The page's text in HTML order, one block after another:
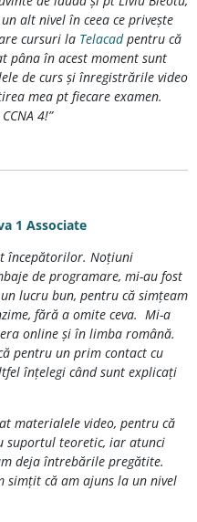
alt nivel în ceea ce privește
cursuri la Telacadpentru că
pâna în acest moment sunt
de curs și înregistrările video
mea pt fiecare examen.
4!”
1 Associate
începătorilor. Noțiuni
de programare, mi-au fost
lucru bun, pentru că simțeam
fără a omite ceva. Mi-a
online și în limba română.
pentru un prim contact cu
înțelegi când sunt explicați
materialele video, pentru că
suportul teoretic, iar atunci
deja întrebările pregătite.
simțit că am ajuns la un nivel